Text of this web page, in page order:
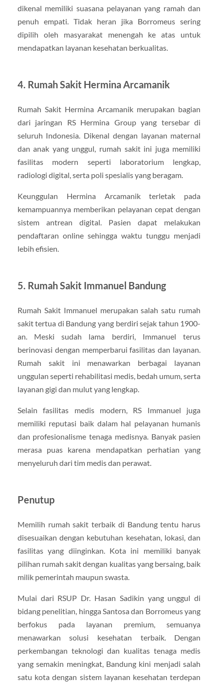
dikenal memiliki suasana pelayanan yang ramah dan
penuh empati. Tidak heran jika Borromeus sering
dipilih oleh masyarakat menengah ke atas untuk
mendapatkan layanan kesehatan berkualitas.
4. Rumah Sakit Hermina Arcamanik
Rumah Sakit Hermina Arcamanik merupakan bagian
dari jaringan RS Hermina Group yang tersebar di
seluruh Indonesia. Dikenal dengan layanan maternal
dan anak yang unggul, rumah sakit ini juga memiliki
fasilitas modern seperti laboratorium lengkap,
radiologi digital, serta poli spesialis yang beragam.
Keunggulan Hermina Arcamanik terletak pada
kemampuannya memberikan pelayanan cepat dengan
sistem antrean digital. Pasien dapat melakukan
pendaftaran online sehingga waktu tunggu menjadi
lebih efisien.
5. Rumah Sakit Immanuel Bandung
Rumah Sakit Immanuel merupakan salah satu rumah
sakit tertua di Bandung yang berdiri sejak tahun 1900-
an. Meski sudah lama berdiri, Immanuel terus
berinovasi dengan memperbarui fasilitas dan layanan.
Rumah sakit ini menawarkan berbagai layanan
unggulan seperti rehabilitasi medis, bedah umum, serta
layanan gigi dan mulut yang lengkap.
Selain fasilitas medis modern, RS Immanuel juga
memiliki reputasi baik dalam hal pelayanan humanis
dan profesionalisme tenaga medisnya. Banyak pasien
merasa puas karena mendapatkan perhatian yang
menyeluruh dari tim medis dan perawat.
Penutup
Memilih rumah sakit terbaik di Bandung tentu harus
disesuaikan dengan kebutuhan kesehatan, lokasi, dan
fasilitas yang diinginkan. Kota ini memiliki banyak
pilihan rumah sakit dengan kualitas yang bersaing, baik
milik pemerintah maupun swasta.
Mulai dari RSUP Dr. Hasan Sadikin yang unggul di
bidang penelitian, hingga Santosa dan Borromeus yang
berfokus pada layanan premium, semuanya
menawarkan solusi kesehatan terbaik. Dengan
perkembangan teknologi dan kualitas tenaga medis
yang semakin meningkat, Bandung kini menjadi salah
satu kota dengan sistem layanan kesehatan terdepan